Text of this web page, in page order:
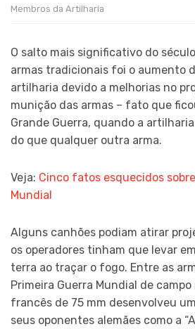
Membros da Artilharia
O salto mais significativo do
armas tradicionais foi o aumento
artilharia devido a melhorias no
munição das armas – fato que
Grande Guerra, quando a
do que qualquer outra arma.
Veja: Cinco fatos esquecidos
Mundial
Alguns canhões podiam atirar
os operadores tinham que levar
terra ao traçar o fogo. Entre as
Primeira Guerra Mundial de
francês de 75 mm desenvolveu
seus oponentes alemães como a